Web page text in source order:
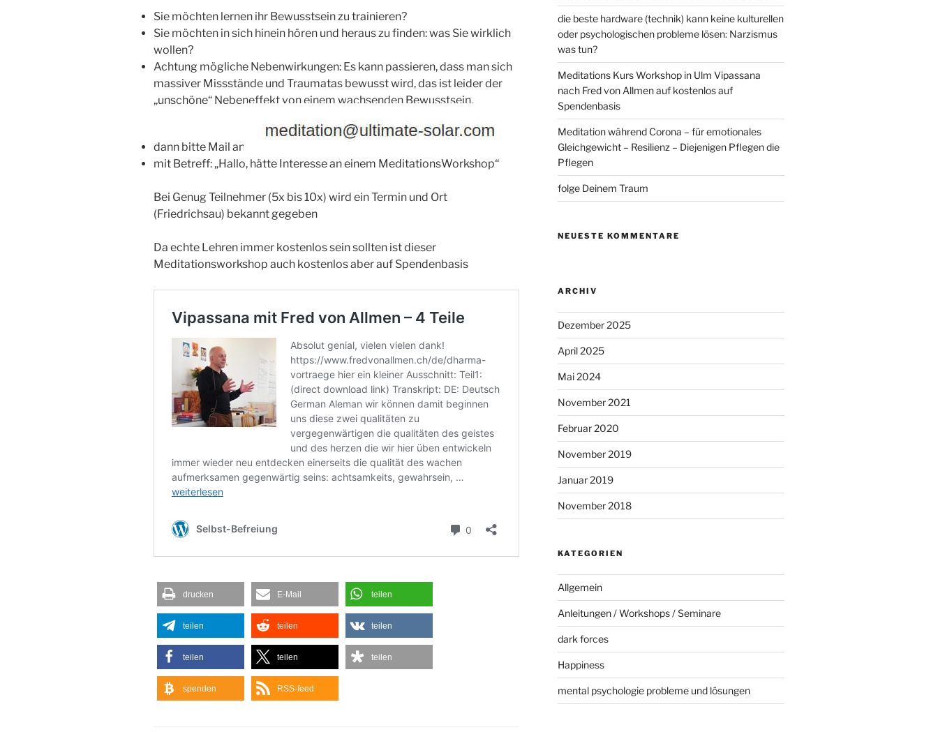
Sie möchten lernen ihr Bewusstsein zu trainieren?
Sie möchten in sich hinein hören und heraus zu finden: was Sie wirklich
wollen?
Achtung mögliche Nebenwirkungen: Es kann passieren, dass man sich
massiver Missstände und Traumatas bewusst wird, das ist leider der
„unschöne“ Nebeneffekt von einem wachsenden Bewusstsein.
dann bitte Mail an:
mit Betreff: „Hallo, hätte Interesse an einem MeditationsWorkshop“
Bei Genug Teilnehmer (5x bis 10x) wird ein Termin und Ort
(Friedrichsau) bekannt gegeben
Da echte Lehren immer kostenlos sein sollten ist dieser
Meditationsworkshop auch kostenlos aber auf Spendenbasis
drucken E-Mail teilen
teilen teilen teilen
teilen teilen teilen
spenden RSS-feed
die beste hardware (technik) kann keine kulturellen
oder psychologischen probleme lösen: Narzismus
was tun?
Meditations Kurs Workshop in Ulm Vipassana
nach Fred von Allmen auf kostenlos auf
Spendenbasis
Meditation während Corona – für emotionales
Gleichgewicht – Resilienz – Diejenigen Pflegen die
Pflegen
folge Deinem Traum
NEUESTE KOMMENTARE
ARCHIV
Dezember 2025
April 2025
Mai 2024
November 2021
Februar 2020
November 2019
Januar 2019
November 2018
KATEGORIEN
Allgemein
Anleitungen / Workshops / Seminare
dark forces
Happiness
mental psychologie probleme und lösungen